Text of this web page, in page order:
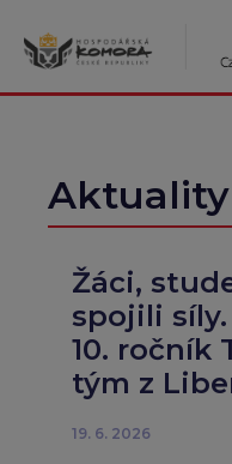
obsah
Aktuality
Žáci,
spojili
10. ročník
tým z
19. 6. 2026